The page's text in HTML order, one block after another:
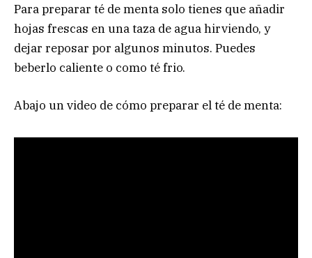
Para preparar té de menta solo tienes que añadir
hojas frescas en una taza de agua hirviendo, y
dejar reposar por algunos minutos. Puedes
beberlo caliente o como té frio.
Abajo un video de cómo preparar el té de menta: